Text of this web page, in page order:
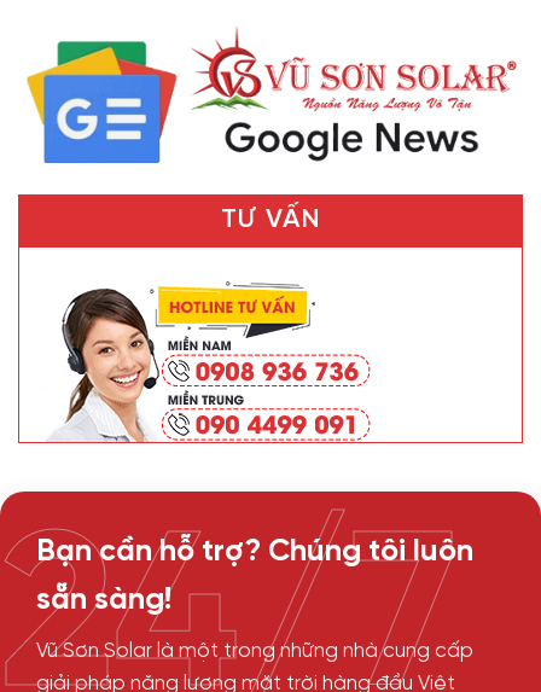
TƯ VẤN
Bạn cần hỗ trợ? Chúng tôi luôn
sẵn sàng!
Vũ Sơn Solar là một trong những nhà cung cấp
giải pháp năng lượng mặt trời hàng đầu Việt
24/7